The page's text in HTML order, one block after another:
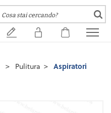
> Pulitura > Aspiratori